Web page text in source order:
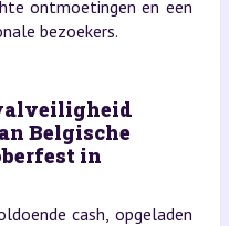
ontmoetingen en een
bezoekers.
Belgische
in
cash, opgeladen